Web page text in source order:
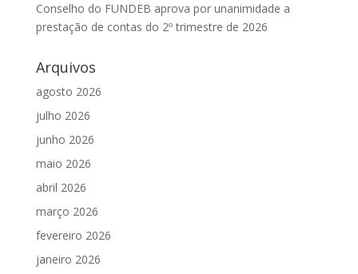
Conselho do FUNDEB aprova por unanimidade a
prestação de contas do 2º trimestre de 2026
Arquivos
agosto 2026
julho 2026
junho 2026
maio 2026
abril 2026
março 2026
fevereiro 2026
janeiro 2026